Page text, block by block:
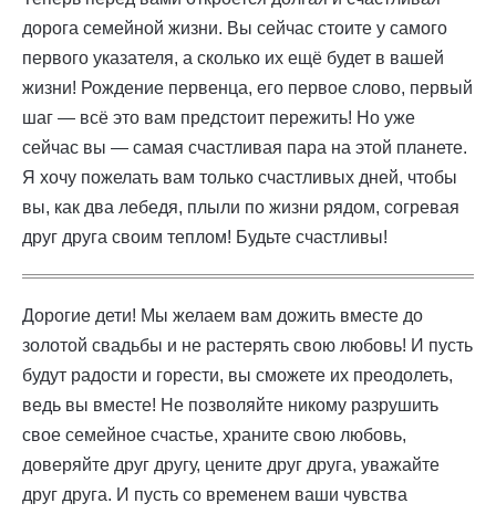
дорога семейной жизни. Вы сейчас стоите у самого
первого указателя, а сколько их ещё будет в вашей
жизни! Рождение первенца, его первое слово, первый
шаг — всё это вам предстоит пережить! Но уже
сейчас вы — самая счастливая пара на этой планете.
Я хочу пожелать вам только счастливых дней, чтобы
вы, как два лебедя, плыли по жизни рядом, согревая
друг друга своим теплом! Будьте счастливы!
Дорогие дети! Мы желаем вам дожить вместе до
золотой свадьбы и не растерять свою любовь! И пусть
будут радости и горести, вы сможете их преодолеть,
ведь вы вместе! Не позволяйте никому разрушить
свое семейное счастье, храните свою любовь,
доверяйте друг другу, цените друг друга, уважайте
друг друга. И пусть со временем ваши чувства